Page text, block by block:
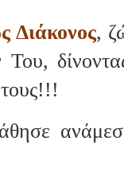
Διάκονος,